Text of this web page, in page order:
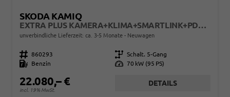
SKODA KAMIQ
EXTRA PLUS KAMERA+KLIMA+SMARTLINK+PDC+LED+TEMPOMAT
unverbindliche Lieferzeit: ca. 3-5 Monate Neuwagen
Fahrzeugnr. 860293 Getriebe Schalt. 5-Gang
Kraftstoff
Benzin Leistung 70 kW (95 PS)
22.080,– €
incl. 19% MwSt.
DETAILS